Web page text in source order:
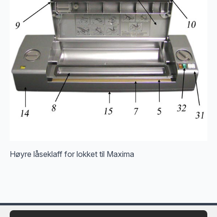
Høyre låseklaff for lokket til Maxima